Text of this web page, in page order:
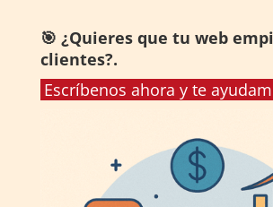
🎯 ¿Quieres que tu web
clientes?.
Escríbenos ahora y te